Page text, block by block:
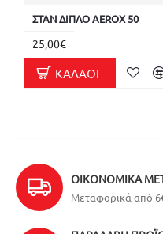
ΣΤΑΝ ΔΙΠΛΟ AEROX 50
25,00€
ΚΑΛΆΘΙ
ΟΙΚΟΝΟΜΙΚΆ
Μεταφορικά από